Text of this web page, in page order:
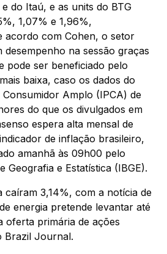
do Itaú, e as units do BTG
1,07% e 1,96%,
acordo com Cohen, o setor
na sessão graças
pode ser beneficiado pelo
baixa, caso os dados do
Amplo (IPCA) de
do que os divulgados em
espera alta mensal de
de inflação brasileiro,
amanhã às 09h00 pelo
Geografia e Estatística (IBGE).
caíram 3,14%, com a notícia de
energia pretende levantar até
oferta primária de ações
Brazil Journal.